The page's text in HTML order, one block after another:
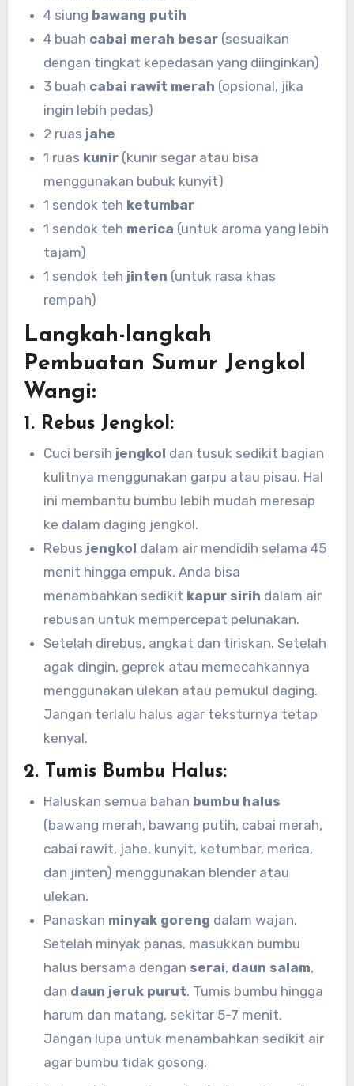
4 siung bawang putih
4 buah cabai merah besar (sesuaikan
dengan tingkat kepedasan yang diinginkan)
3 buah cabai rawit merah (opsional, jika
ingin lebih pedas)
2 ruas jahe
1 ruas kunir (kunir segar atau bisa
menggunakan bubuk kunyit)
1 sendok teh ketumbar
1 sendok teh merica (untuk aroma yang lebih
tajam)
1 sendok teh jinten (untuk rasa khas
rempah)
Langkah-langkah
Pembuatan Sumur Jengkol
Wangi:
1. Rebus Jengkol:
Cuci bersih jengkol dan tusuk sedikit bagian
kulitnya menggunakan garpu atau pisau. Hal
ini membantu bumbu lebih mudah meresap
ke dalam daging jengkol.
Rebus jengkol dalam air mendidih selama 45
menit hingga empuk. Anda bisa
menambahkan sedikit kapur sirih dalam air
rebusan untuk mempercepat pelunakan.
Setelah direbus, angkat dan tiriskan. Setelah
agak dingin, geprek atau memecahkannya
menggunakan ulekan atau pemukul daging.
Jangan terlalu halus agar teksturnya tetap
kenyal.
2. Tumis Bumbu Halus:
Haluskan semua bahan bumbu halus
(bawang merah, bawang putih, cabai merah,
cabai rawit, jahe, kunyit, ketumbar, merica,
dan jinten) menggunakan blender atau
ulekan.
Panaskan minyak goreng dalam wajan.
Setelah minyak panas, masukkan bumbu
halus bersama dengan serai, daun salam,
dan daun jeruk purut. Tumis bumbu hingga
harum dan matang, sekitar 5-7 menit.
Jangan lupa untuk menambahkan sedikit air
agar bumbu tidak gosong.